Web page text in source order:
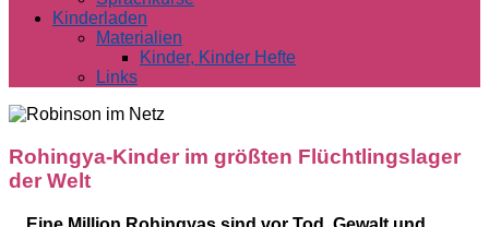
Kinderladen
Materialien
Kinder, Kinder Hefte
Links
Rohingya-Kinder im größten Flüchtlingslager
der Welt